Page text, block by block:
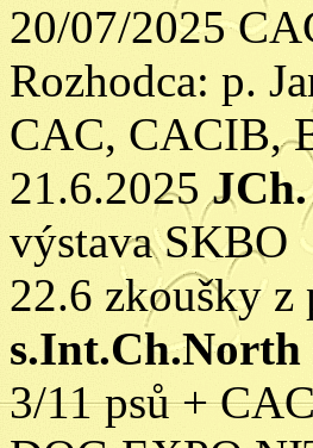
20/07/2025
Rozhodca: p.
CAC, CACIB,
21.6.2025
výstava SKBO
22.6 zkoušky
3/11 psů +